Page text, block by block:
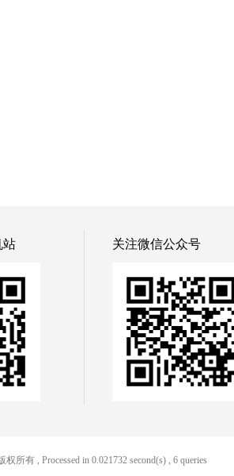
站 关注微信公众号
权所有 , Processed in 0.021732 second(s) , 6 queries